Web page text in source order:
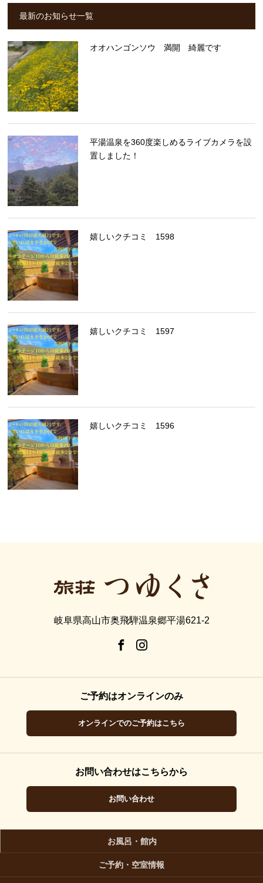
最新のお知らせ一覧
オオハンゴンソウ 満開 綺麗です
平湯温泉を360度楽しめるライブカメラを設
置しました！
嬉しいクチコミ 1598
嬉しいクチコミ 1597
嬉しいクチコミ 1596
岐阜県高山市奥飛騨温泉郷平湯621-2
ご予約はオンラインのみ
オンラインでのご予約はこちら
お問い合わせはこちらから
お問い合わせ
お風呂・館内
ご予約・空室情報